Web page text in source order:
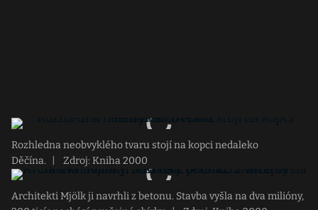
Rozhledna neobvyklého tvaru stojí na kopci nedaleko
Děčína.
Zdroj: Kniha 2000
Architekti Mjölk ji navrhli z betonu. Stavba vyšla na dva milióny,